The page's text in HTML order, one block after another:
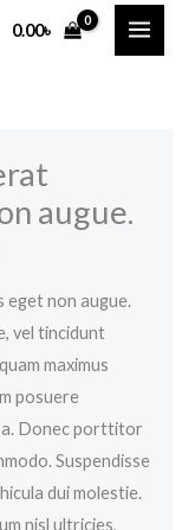
0.00৳
augue.
non augue.
vel tincidunt
maximus
posuere
Donec porttitor
Suspendisse
dui molestie.
nisl ultricies,